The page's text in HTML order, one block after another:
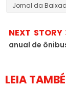
Jornal da
NEXT STORY
anual de
LEIA